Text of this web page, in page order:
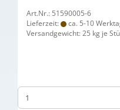
Art.Nr.: 51590005-6
Lieferzeit:
ca. 5-10
Versandgewicht:25 kg je